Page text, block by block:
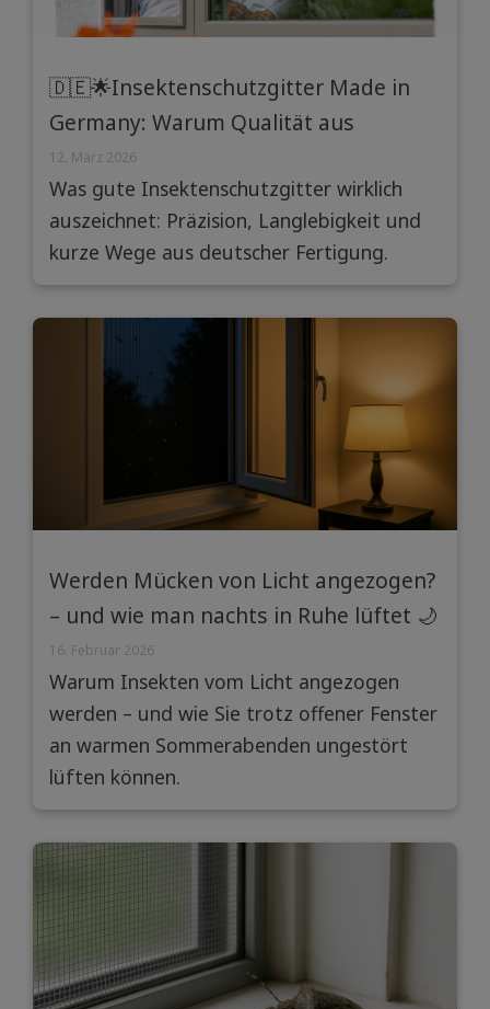
🇩🇪🌟Insektenschutzgitter Made in
Germany: Warum Qualität aus
Deutschland überzeugt
12. März 2026
Was gute Insektenschutzgitter wirklich
auszeichnet: Präzision, Langlebigkeit und
kurze Wege aus deutscher Fertigung.
Werden Mücken von Licht angezogen?
– und wie man nachts in Ruhe lüftet 🌙
💡
16. Februar 2026
Warum Insekten vom Licht angezogen
werden – und wie Sie trotz offener Fenster
an warmen Sommerabenden ungestört
lüften können.